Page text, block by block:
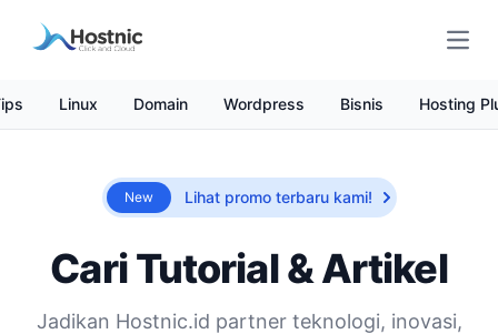
Linux Domain Wordpress Bisnis Hosting
New Lihat promo terbaru kami!
Cari Tutorial & Artikel
Jadikan Hostnic.id partner teknologi, inovasi,